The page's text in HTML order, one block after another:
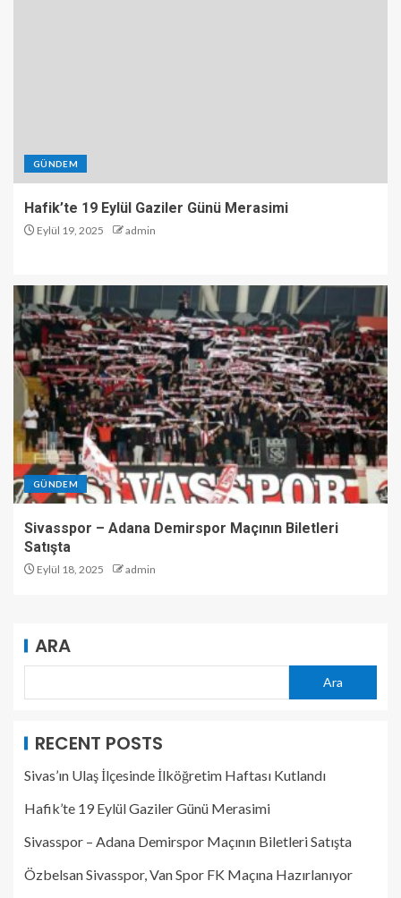
GÜNDEM
Hafik’te 19 Eylül Gaziler Günü Merasimi
Eylül 19, 2025 admin
GÜNDEM
Sivasspor – Adana Demirspor Maçının Biletleri
Satışta
Eylül 18, 2025 admin
ARA
Ara
RECENT POSTS
Sivas’ın Ulaş İlçesinde İlköğretim Haftası Kutlandı
Hafik’te 19 Eylül Gaziler Günü Merasimi
Sivasspor – Adana Demirspor Maçının Biletleri Satışta
Özbelsan Sivasspor, Van Spor FK Maçına Hazırlanıyor